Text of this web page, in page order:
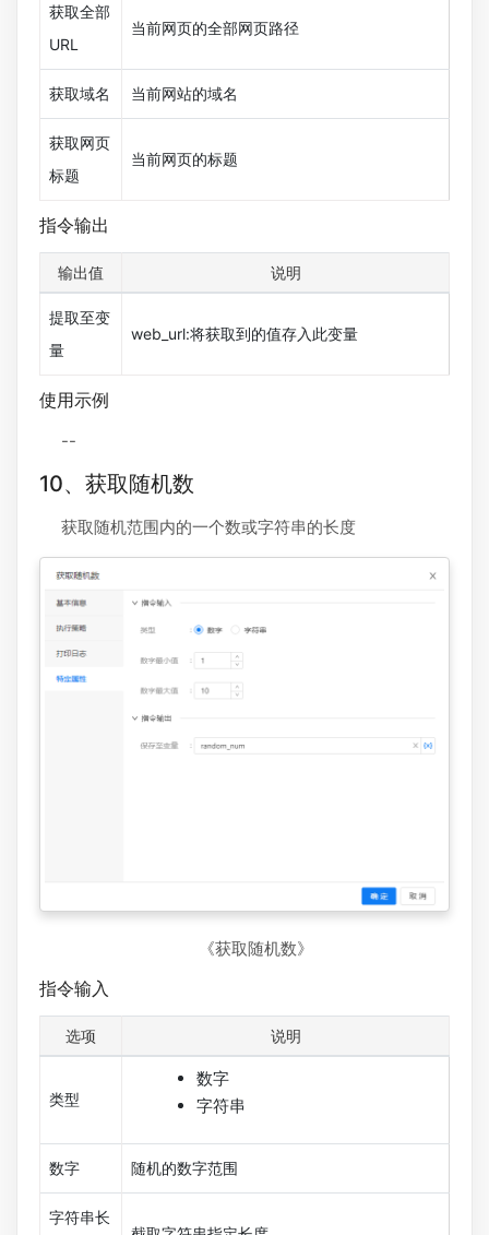
获取全部
URL
当前网页的全部网页路径
获取域名 当前网站的域名
获取网页
标题
当前网页的标题
指令输出
输出值 说明
提取至变
量
web_url:将获取到的值存入此变量
使用示例
--
10、获取随机数
获取随机范围内的一个数或字符串的长度
《获取随机数》
指令输入
选项 说明
类型
数字
字符串
数字 随机的数字范围
字符串长